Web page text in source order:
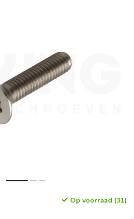
Op voorraad (31)